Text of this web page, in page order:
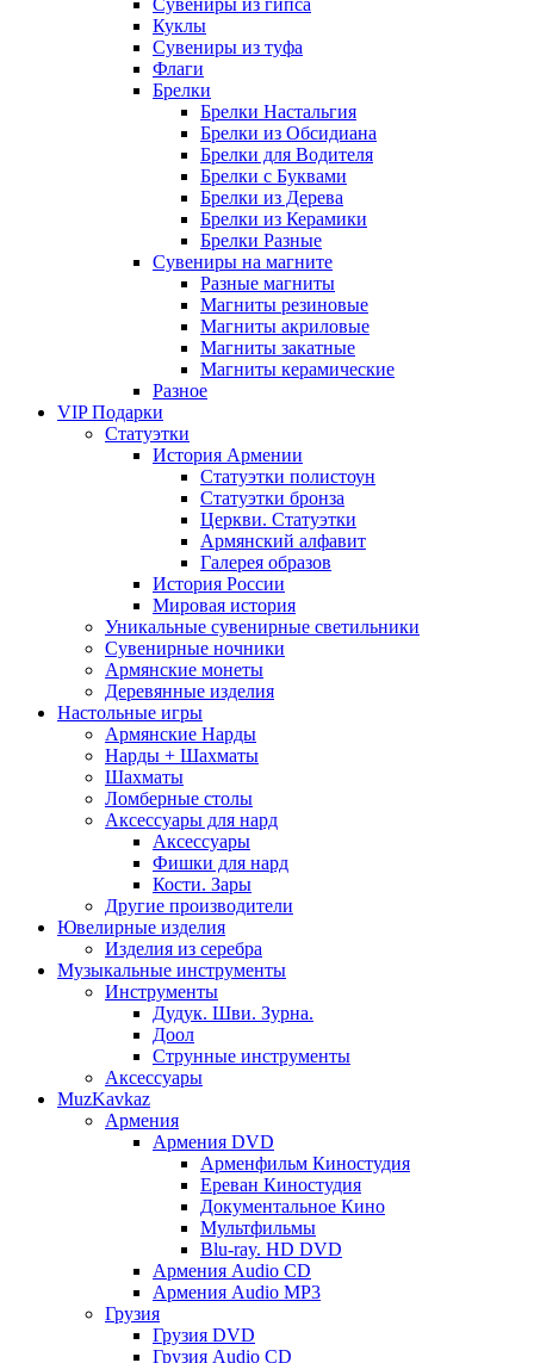
Сувениры из гипса
Куклы
Сувениры из туфа
Флаги
Брелки
Брелки Настальгия
Брелки из Обсидиана
Брелки для Водителя
Брелки с Буквами
Брелки из Дерева
Брелки из Керамики
Брелки Разные
Сувениры на магните
Разные магниты
Магниты резиновые
Магниты акриловые
Магниты закатные
Магниты керамические
Разное
VIP Подарки
Статуэтки
История Армении
Статуэтки полистоун
Статуэтки бронза
Церкви. Статуэтки
Армянский алфавит
Галерея образов
История России
Мировая история
Уникальные сувенирные светильники
Сувенирные ночники
Армянские монеты
Деревянные изделия
Настольные игры
Армянские Нарды
Нарды + Шахматы
Шахматы
Ломберные столы
Аксессуары для нард
Аксессуары
Фишки для нард
Кости. Зары
Другие производители
Ювелирные изделия
Изделия из серебра
Музыкальные инструменты
Инструменты
Дудук. Шви. Зурна.
Доол
Струнные инструменты
Аксессуары
MuzKavkaz
Армения
Армения DVD
Арменфильм Киностудия
Ереван Киностудия
Документальное Кино
Мультфильмы
Blu-ray. HD DVD
Армения Audio CD
Армения Audio MP3
Грузия
Грузия DVD
Грузия Audio CD